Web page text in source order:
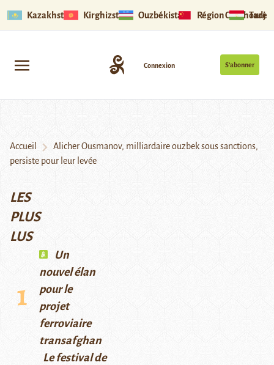
Kazakhstan Kirghizstan Ouzbékistan Région Ouïghoure
S’abonner
Connexion
Accueil
Alicher Ousmanov, milliardaire ouzbek sous sanctions,
persiste pour leur levée
LES
PLUS
LUS
Un
nouvel élan
pour le
projet
ferroviaire
transafghan
Le festival de